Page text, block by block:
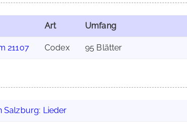
Art Umfang
21107 Codex 95 Blätter
Salzburg: Lieder